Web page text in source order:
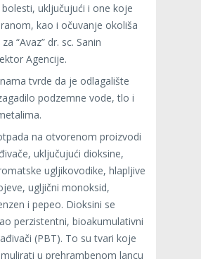
uključujući i one koje
kao i očuvanje okoliša
“Avaz” dr. sc. Sanin
Agencije.
tvrde da je odlagalište
podzemne vode, tlo i
na otvorenom proizvodi
uključujući dioksine,
ugljikovodike, hlapljive
ugljični monoksid,
i pepeo. Dioksini se
perzistentni, bioakumulativni
(PBT). To su tvari koje
u prehrambenom lancu